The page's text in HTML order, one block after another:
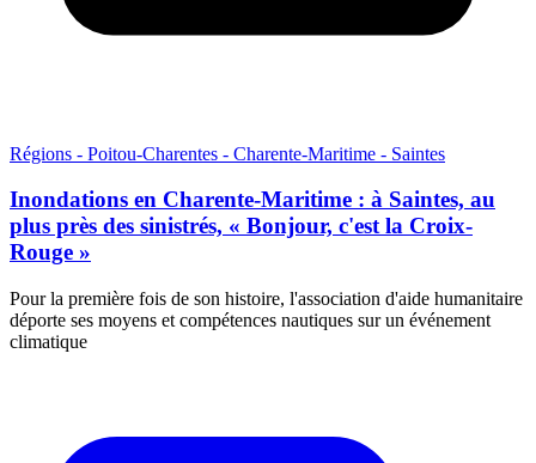
Régions - Poitou-Charentes - Charente-Maritime - Saintes
Inondations en Charente-Maritime : à Saintes, au
plus près des sinistrés, « Bonjour, c'est la Croix-
Rouge »
Pour la première fois de son histoire, l'association d'aide humanitaire
déporte ses moyens et compétences nautiques sur un événement
climatique